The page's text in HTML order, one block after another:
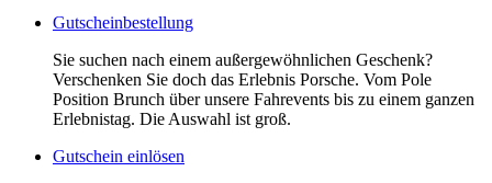
Gutscheinbestellung
Sie suchen nach einem außergewöhnlichen Geschenk?
Verschenken Sie doch das Erlebnis Porsche. Vom Pole
Position Brunch über unsere Fahrevents bis zu einem ganzen
Erlebnistag. Die Auswahl ist groß.
Gutschein einlösen